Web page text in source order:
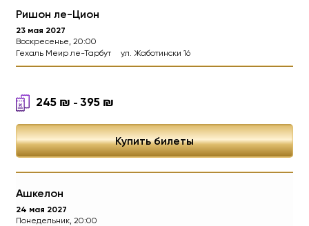
Ришон ле-Цион
23 мая 2027
Воскресенье, 20:00
Гехаль Меир ле-Тарбут
ул. Жаботински 16
245 ₪ - 395 ₪
Купить билеты
Ашкелон
24 мая 2027
Понедельник, 20:00